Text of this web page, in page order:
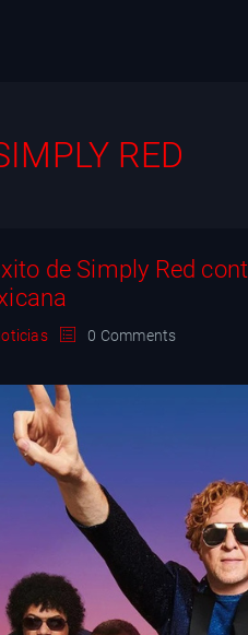
RED
de Simply Red
0 Comments